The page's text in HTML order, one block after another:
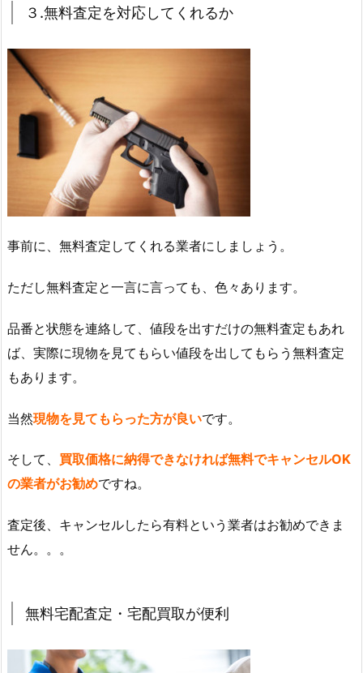
３.無料査定を対応してくれるか
事前に、無料査定してくれる業者にしましょう。
ただし無料査定と一言に言っても、色々あります。
品番と状態を連絡して、値段を出すだけの無料査定もあれ
ば、実際に現物を見てもらい値段を出してもらう無料査定
もあります。
当然現物を見てもらった方が良いです。
そして、 買取価格に納得できなければ無料でキャンセルOK
の業者がお勧めですね。
査定後、キャンセルしたら有料という業者はお勧めできま
せん。。。
無料宅配査定・宅配買取が便利